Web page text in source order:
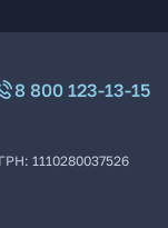
8 800 123-13-15
1110280037526